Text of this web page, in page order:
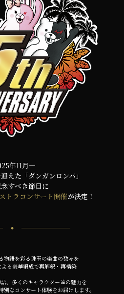
年11月―
えた「ダンガンロンパ」
すべき節目に
トラコンサート開催が決定！
⚫︎
物語を彩る珠玉の楽曲の数々を
る豪華編成で再解釈・再構築
語、多くのキャラクター達の魅力を
なコンサート体験をお届けします。